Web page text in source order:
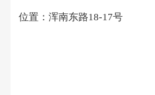
位置：浑南东路18-17号